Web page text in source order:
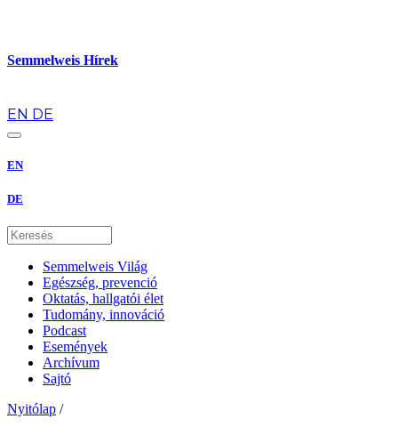
Semmelweis Hírek
EN DE
EN
DE
Semmelweis Világ
Egészség, prevenció
Oktatás, hallgatói élet
Tudomány, innováció
Podcast
Események
Archívum
Sajtó
Nyitólap /